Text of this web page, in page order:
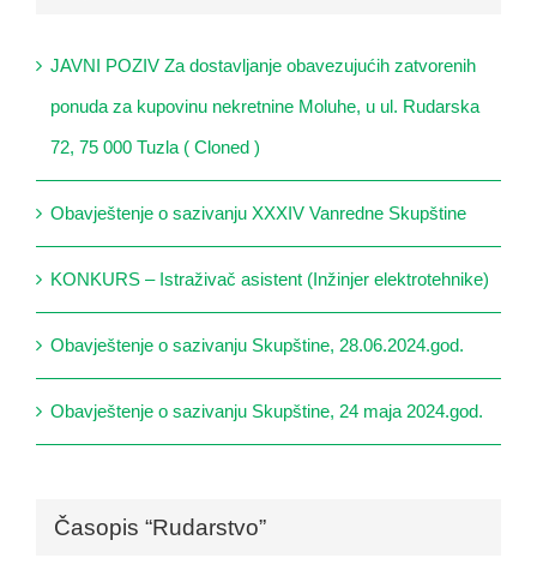
JAVNI POZIV Za dostavljanje obavezujućih zatvorenih
ponuda za kupovinu nekretnine Moluhe, u ul. Rudarska
72, 75 000 Tuzla ( Cloned )
Obavještenje o sazivanju XXXIV Vanredne Skupštine
KONKURS – Istraživač asistent (Inžinjer elektrotehnike)
Obavještenje o sazivanju Skupštine, 28.06.2024.god.
Obavještenje o sazivanju Skupštine, 24 maja 2024.god.
Časopis “Rudarstvo”